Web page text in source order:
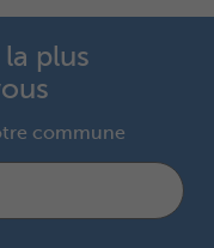
plus
commune